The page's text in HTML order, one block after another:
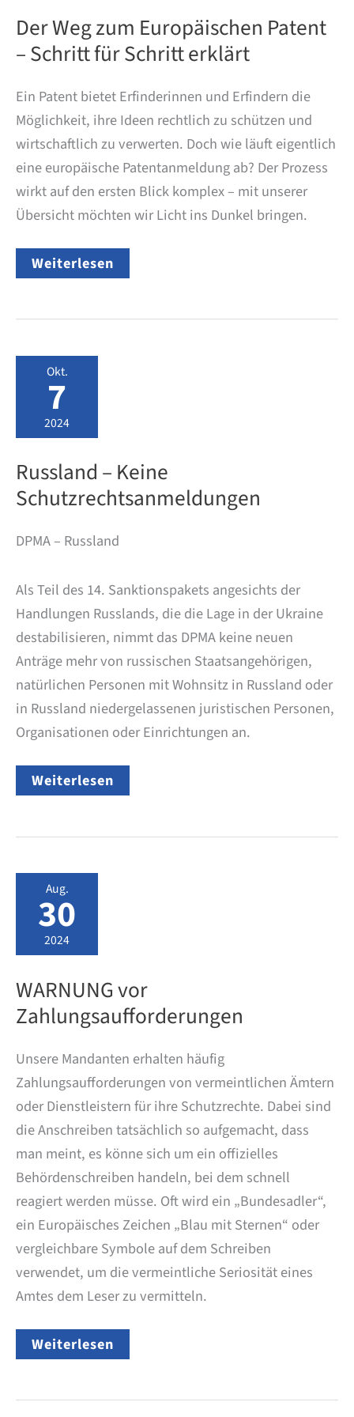
Der Weg zum Europäischen Patent
– Schritt für Schritt erklärt
Ein Patent bietet Erfinderinnen und Erfindern die
Möglichkeit, ihre Ideen rechtlich zu schützen und
wirtschaftlich zu verwerten. Doch wie läuft eigentlich
eine europäische Patentanmeldung ab? Der Prozess
wirkt auf den ersten Blick komplex – mit unserer
Übersicht möchten wir Licht ins Dunkel bringen.
Der
Weg
Patent
für
Schritt
erklärt
Weiterlesen
Okt.
7
2024
Russland – Keine
Schutzrechtsanmeldungen
DPMA – Russland
Als Teil des 14. Sanktionspakets angesichts der
Handlungen Russlands, die die Lage in der Ukraine
destabilisieren, nimmt das DPMA keine neuen
Anträge mehr von russischen Staatsangehörigen,
natürlichen Personen mit Wohnsitz in Russland oder
in Russland niedergelassenen juristischen Personen,
Organisationen oder Einrichtungen an.
Russland
–
Weiterlesen
Aug.
30
2024
WARNUNG vor
Zahlungsaufforderungen
Unsere Mandanten erhalten häufig
Zahlungsaufforderungen von vermeintlichen Ämtern
oder Dienstleistern für ihre Schutzrechte. Dabei sind
die Anschreiben tatsächlich so aufgemacht, dass
man meint, es könne sich um ein offizielles
Behördenschreiben handeln, bei dem schnell
reagiert werden müsse. Oft wird ein „Bundesadler“,
ein Europäisches Zeichen „Blau mit Sternen“ oder
vergleichbare Symbole auf dem Schreiben
verwendet, um die vermeintliche Seriosität eines
Amtes dem Leser zu vermitteln.
WARNUNG
vor
Weiterlesen